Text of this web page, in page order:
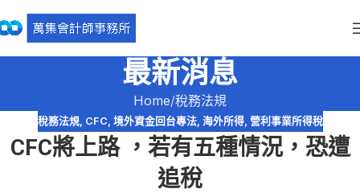
最新消息
Home 稅務法規
稅務法規, CFC, 境外資金回台專法, 海外所得, 營利事業所得稅
CFC將上路 ，若有五種情況，恐遭
追稅